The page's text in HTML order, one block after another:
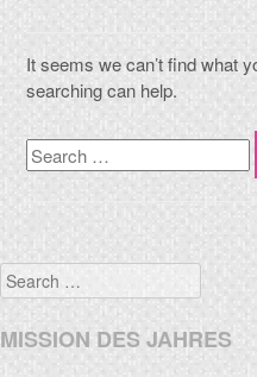
It seems we can’t find what
searching can help.
Search
Search
MISSION DES JAHRES